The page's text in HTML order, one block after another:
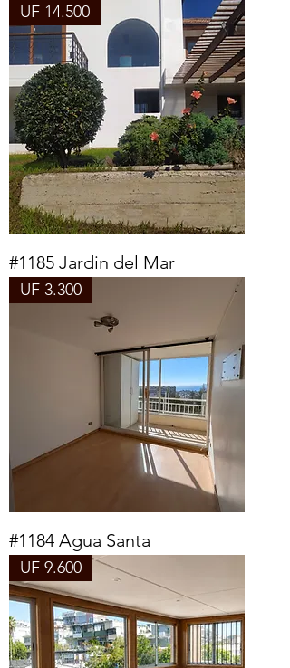
UF 14.500
#1185 Jardin del Mar
UF 3.300
#1184 Agua Santa
UF 9.600